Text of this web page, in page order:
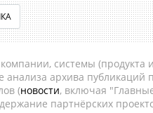
системы (продукта
анализа архива публикаций
(новости, включая
партнёрских